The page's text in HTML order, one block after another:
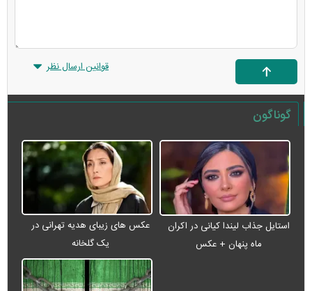
قوانین ارسال نظر
گوناگون
استایل جذاب لیندا کیانی در اکران
ماه پنهان + عکس
عکس های زیبای هدیه تهرانی در
یک گلخانه